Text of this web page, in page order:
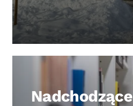
Nadchodzące